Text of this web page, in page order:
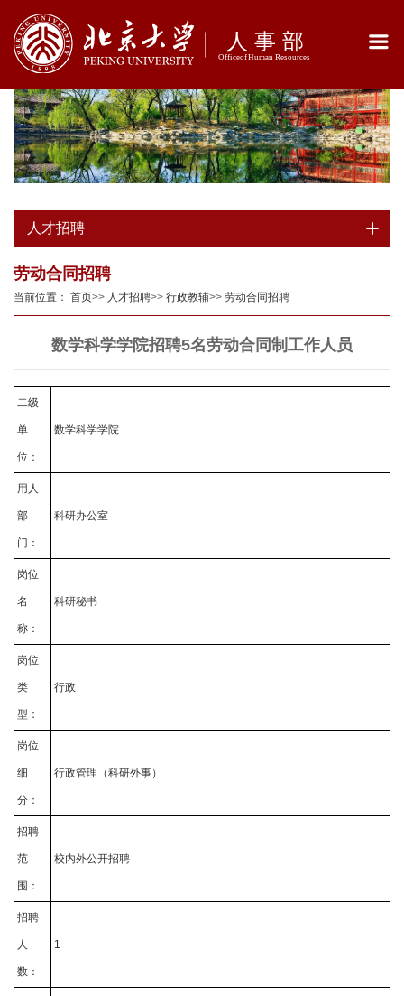
人才招聘
劳动合同招聘
当前位置： 首页>> 人才招聘>> 行政教辅>> 劳动合同招聘
数学科学学院招聘5名劳动合同制工作人员
二级
单
位：
数学科学学院
用人
部
门：
科研办公室
岗位
名
称：
科研秘书
岗位
类
型：
行政
岗位
细
分：
行政管理（科研外事）
招聘
范
围：
校内外公开招聘
招聘
人
数：
1